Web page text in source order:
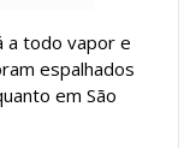
a todo vapor e
espalhados
em São